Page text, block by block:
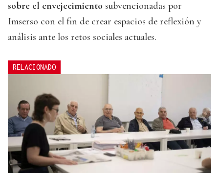
sobre el envejecimiento subvencionadas por
Imserso con el fin de crear espacios de reflexión y
análisis ante los retos sociales actuales.
RELACIONADO